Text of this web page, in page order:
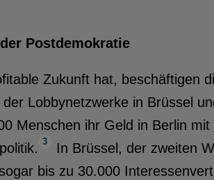
Postdemokratie
Zukunft hat, beschäftigen
Lobbynetzwerke in Brüssel
Menschen ihr Geld in Berlin mit
3
In Brüssel, der zweiten
bis zu 30.000